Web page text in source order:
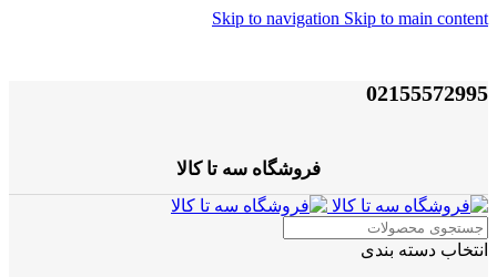
Skip to navigation Skip to main content
02155572995
فروشگاه سه تا کالا
انتخاب دسته بندی